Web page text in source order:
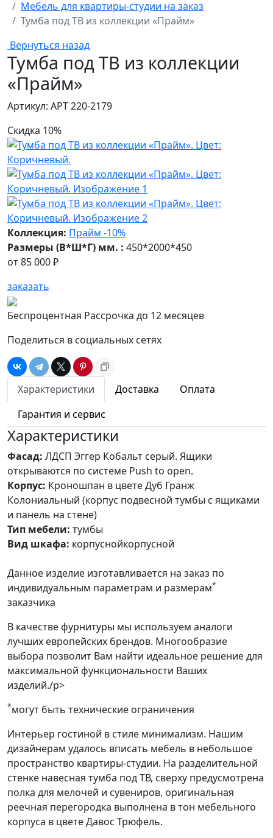
Мебель для квартиры-студии на заказ
Тумба под ТВ из коллекции «Прайм»
Вернуться назад
Тумба под ТВ из коллекции
«Прайм»
Артикул: АРТ 220-2179
Скидка 10%
Коллекция: Прайм -10%
Размеры (В*Ш*Г) мм. : 450*2000*450
от85 000 ₽
заказать
Беспроцентная Рассрочка до 12 месяцев
Поделиться в социальных сетях
Характеристики Доставка
Оплата
Гарантия и сервис
Характеристики
Фасад: ЛДСП Эггер Кобальт серый. Ящики
открываются по системе Push to open.
Корпус: Кроношпан в цвете Дуб Гранж
Колониальный (корпус подвесной тумбы с ящиками
и панель на стене)
Тип мебели: тумбы
Вид шкафа: корпуснойкорпусной
Данное изделие изготавливается на заказ по
индивидуальным параметрам и размерам*
заказчика
В качестве фурнитуры мы используем аналоги
лучших европейских брендов. Многообразие
выбора позволит Вам найти идеальное решение для
максимальной функциональности Ваших
изделий./p>
*могут быть технические ограничения
Интерьер гостиной в стиле минимализм. Нашим
дизайнерам удалось вписать мебель в небольшое
пространство квартиры-студии. На разделительной
стенке навесная тумба под ТВ, сверху предусмотрена
полка для мелочей и сувениров, оригинальная
реечная перегородка выполнена в тон мебельного
корпуса в цвете Давос Трюфель.